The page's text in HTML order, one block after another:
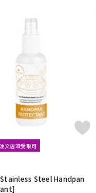
パーカッション
電子ピアノ
その他楽器
文店頭受取可
Steel Handpan